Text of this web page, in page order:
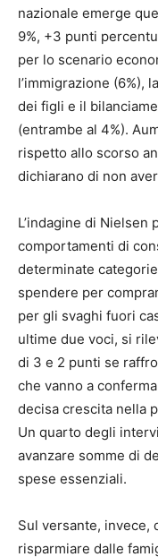
nazionale emerge
9%, +3 punti
per lo scenario
l’immigrazione (6%),
dei figli e il
(entrambe al 4%).
rispetto allo scorso
dichiarano di non
L’indagine di Nielsen
comportamenti di
determinate
spendere per
per gli svaghi fuori
ultime due voci, si
di 3 e 2 punti se
che vanno a
decisa crescita nella
Un quarto degli
avanzare somme di
spese essenziali.
Sul versante, invece,
risparmiare dalle